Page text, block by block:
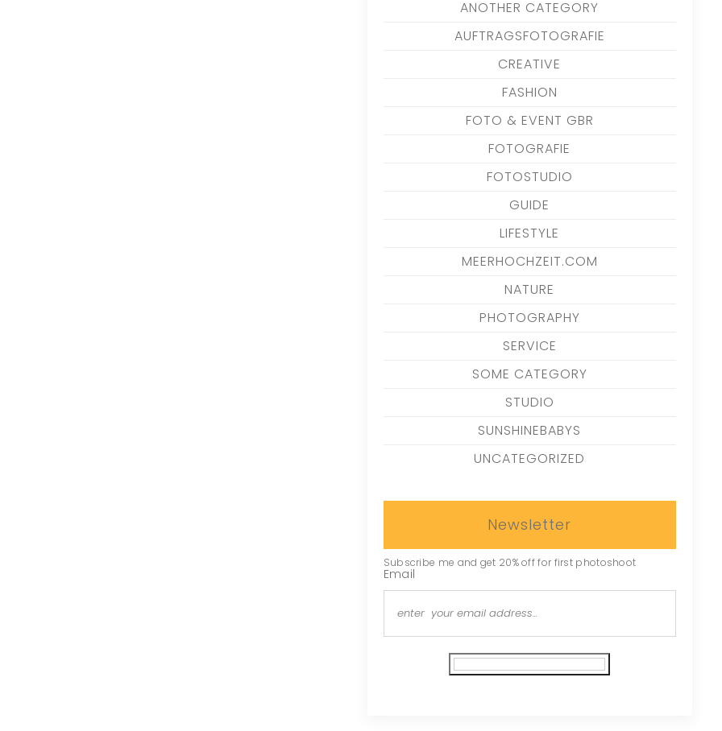
ANOTHER CATEGORY
AUFTRAGSFOTOGRAFIE
CREATIVE
FASHION
FOTO & EVENT GBR
FOTOGRAFIE
FOTOSTUDIO
GUIDE
LIFESTYLE
MEERHOCHZEIT.COM
NATURE
PHOTOGRAPHY
SERVICE
SOME CATEGORY
STUDIO
SUNSHINEBABYS
UNCATEGORIZED
Newsletter
Subscribe me and get 20% off for first photoshoot
Email